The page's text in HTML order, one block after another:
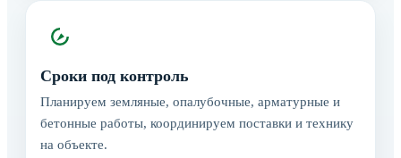
Сроки под контроль
Планируем земляные, опалубочные, арматурные и
бетонные работы, координируем поставки и технику
на объекте.